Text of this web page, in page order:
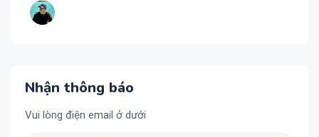
Nhận thông báo
Vui lòng điện email ở dưới